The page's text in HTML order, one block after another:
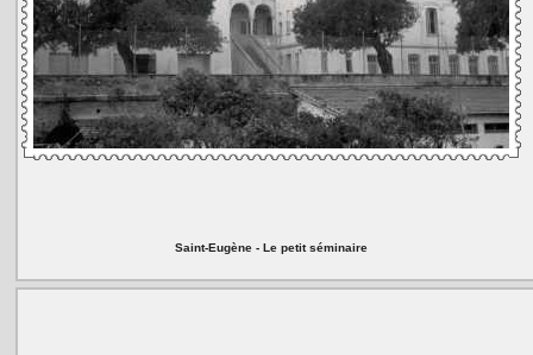
Saint-Eugène - Le petit séminaire